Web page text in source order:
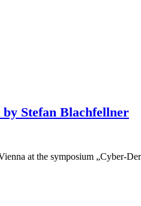
Stefan Blachfellner
at the symposium „Cyber-